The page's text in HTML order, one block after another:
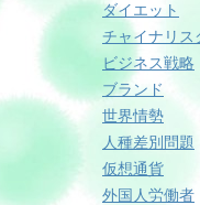
ダイエット
チャイナリス
ビジネス戦略
ブランド
世界情勢
人種差別問題
仮想通貨
外国人労働者